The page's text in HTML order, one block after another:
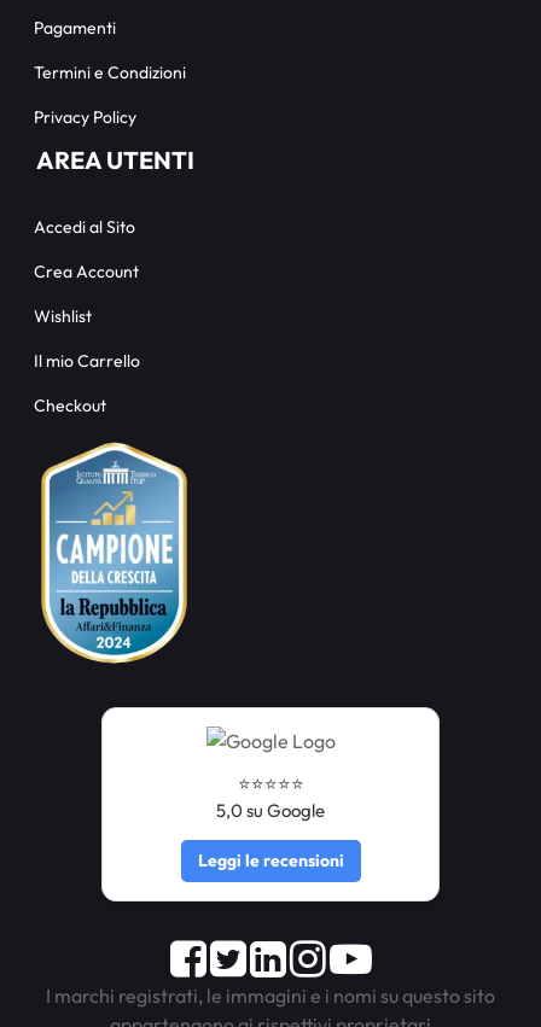
Pagamenti
Termini e Condizioni
Privacy Policy
AREA UTENTI
Accedi al Sito
Crea Account
Wishlist
Il mio Carrello
Checkout
⭐️⭐️⭐️⭐️⭐️
5,0 su Google
Leggi le recensioni
Facebook
TwitterLinkedInInstagram
Youtube
I marchi registrati, le immagini e i nomi su questo sito